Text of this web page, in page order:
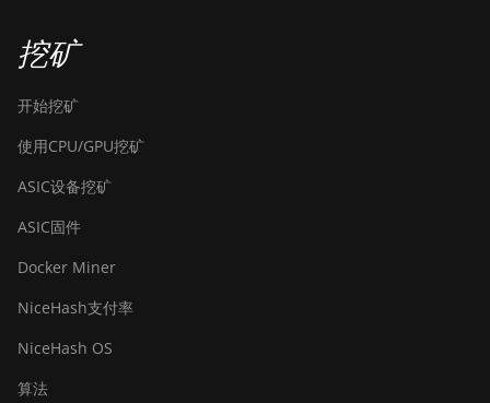
挖矿
开始挖矿
使用CPU/GPU挖矿
ASIC设备挖矿
ASIC固件
Docker Miner
NiceHash支付率
NiceHash OS
算法